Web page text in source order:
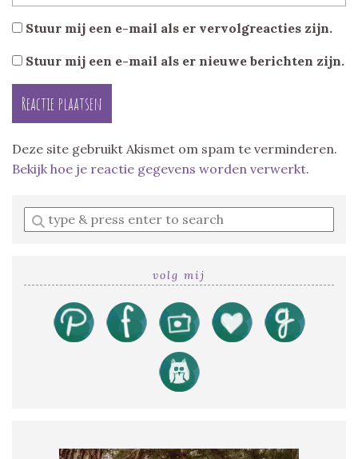
Stuur mij een e-mail als er vervolgreacties zijn.
Stuur mij een e-mail als er nieuwe berichten zijn.
Deze site gebruikt Akismet om spam te verminderen.
Bekijk hoe je reactie gegevens worden verwerkt.
Enter
a
volg mij